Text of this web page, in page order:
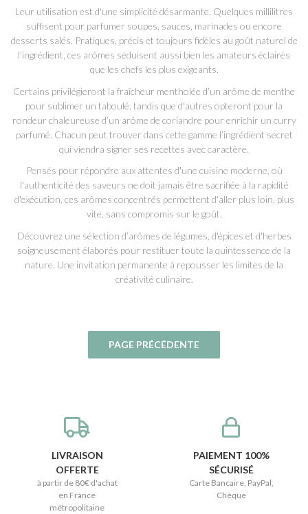
Leur utilisation est d'une simplicité désarmante. Quelques millilitres
suffisent pour parfumer soupes, sauces, marinades ou encore
desserts salés. Pratiques, précis et toujours fidèles au goût naturel de
l’ingrédient, ces arômes séduisent aussi bien les amateurs éclairés
que les chefs les plus exigeants.
Certains privilégieront la fraîcheur mentholée d’un arôme de menthe
pour sublimer un taboulé, tandis que d'autres opteront pour la
rondeur chaleureuse d’un arôme de coriandre pour enrichir un curry
parfumé. Chacun peut trouver dans cette gamme l’ingrédient secret
qui viendra signer ses recettes avec caractère.
Pensés pour répondre aux attentes d'une cuisine moderne, où
l'authenticité des saveurs ne doit jamais être sacrifiée à la rapidité
d'exécution, ces arômes concentrés permettent d'aller plus loin, plus
vite, sans compromis sur le goût.
Découvrez une sélection d’arômes de légumes, d'épices et d'herbes
soigneusement élaborés pour restituer toute la quintessence de la
nature. Une invitation permanente à repousser les limites de la
créativité culinaire.
LIVRAISON
OFFERTE
à partir de 80€ d'achat
en France
métropolitaine
PAIEMENT 100%
SÉCURISÉ
Carte Bancaire, PayPal,
Chèque